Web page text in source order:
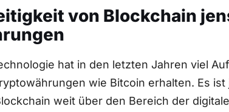
von Blockchain
hat ⁤in den letzten ⁣Jahren viel
wie Bitcoin ⁤erhalten. Es
weit über den Bereich der⁤